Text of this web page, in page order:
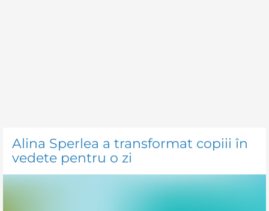
Alina Sperlea a transformat copiii în
vedete pentru o zi